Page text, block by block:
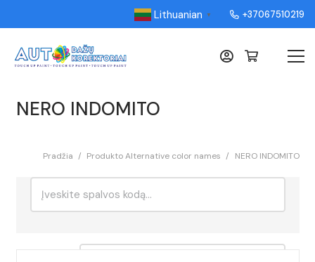
Lithuanian ▼ +37067510219
NERO INDOMITO
Pradžia / Produkto Alternative color names / NERO INDOMITO